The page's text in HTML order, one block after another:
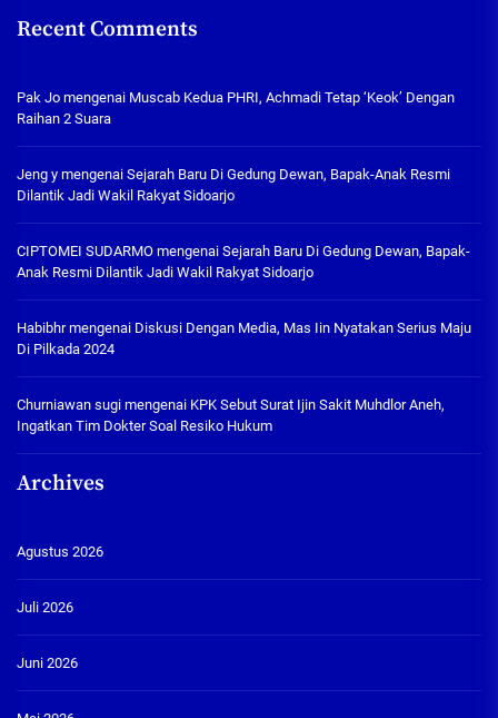
Recent Comments
Pak Jo mengenai Muscab Kedua PHRI, Achmadi Tetap ‘Keok’ Dengan
Raihan 2 Suara
Jeng y mengenai Sejarah Baru Di Gedung Dewan, Bapak-Anak Resmi
Dilantik Jadi Wakil Rakyat Sidoarjo
CIPTOMEI SUDARMO mengenai Sejarah Baru Di Gedung Dewan, Bapak-
Anak Resmi Dilantik Jadi Wakil Rakyat Sidoarjo
Habibhrmengenai Diskusi Dengan Media, Mas Iin Nyatakan Serius Maju
Di Pilkada 2024
Churniawan sugi mengenai KPK Sebut Surat Ijin Sakit Muhdlor Aneh,
Ingatkan Tim Dokter Soal Resiko Hukum
Archives
Agustus 2026
Juli 2026
Juni 2026